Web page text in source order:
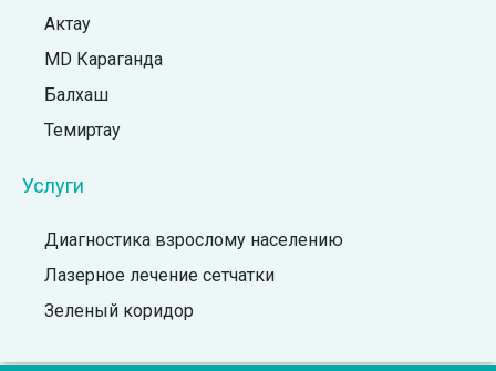
Актау
MD Караганда
Балхаш
Темиртау
Услуги
Диагностика взрослому населению
Лазерное лечение сетчатки
Зеленый коридор